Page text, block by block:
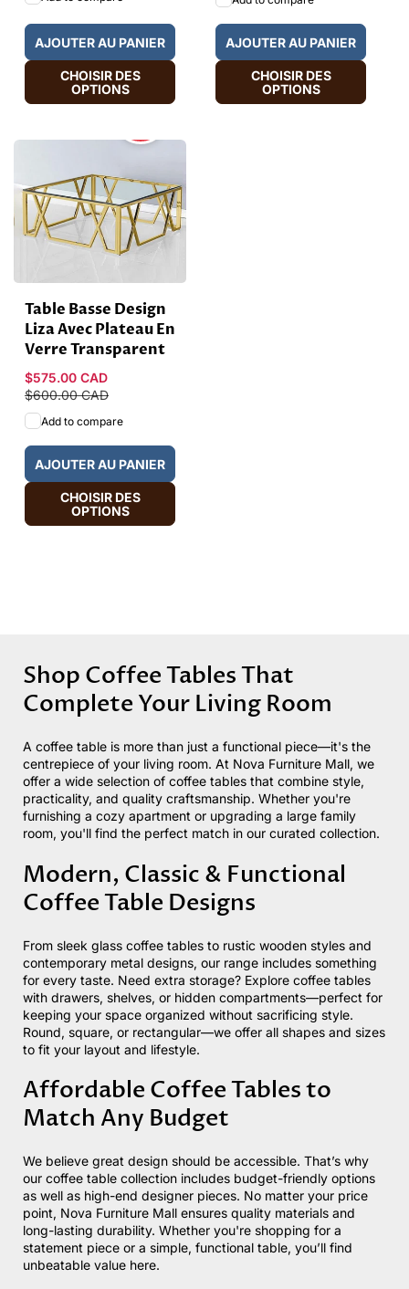
AJOUTER AU PANIER
CHOISIR DES
OPTIONS
AJOUTER AU PANIER
CHOISIR DES
OPTIONS
HOT
Table Basse Design
Liza Avec Plateau En
Verre Transparent
Prix
promotionnel
$575.00 CAD
$600.00 CAD
Add to compare
AJOUTER AU PANIER
CHOISIR DES
OPTIONS
Shop Coffee Tables That
Complete Your Living Room
A coffee table is more than just a functional piece—it's the
centrepiece of your living room. At Nova Furniture Mall, we
offer a wide selection of coffee tables that combine style,
practicality, and quality craftsmanship. Whether you're
furnishing a cozy apartment or upgrading a large family
room, you'll find the perfect match in our curated collection.
Modern, Classic & Functional
Coffee Table Designs
From sleek glass coffee tables to rustic wooden styles and
contemporary metal designs, our range includes something
for every taste. Need extra storage? Explore coffee tables
with drawers, shelves, or hidden compartments—perfect for
keeping your space organized without sacrificing style.
Round, square, or rectangular—we offer all shapes and sizes
to fit your layout and lifestyle.
Affordable Coffee Tables to
Match Any Budget
We believe great design should be accessible. That’s why
our coffee table collection includes budget-friendly options
as well as high-end designer pieces. No matter your price
point, Nova Furniture Mall ensures quality materials and
long-lasting durability. Whether you're shopping for a
statement piece or a simple, functional table, you’ll find
unbeatable value here.